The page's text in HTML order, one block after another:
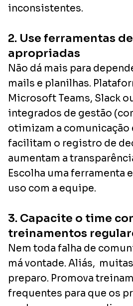
inconsistentes.
2. Use ferramentas
apropriadas
Não dá mais para
mails e planilhas.
Microsoft Teams, Slack
integrados de gestão
otimizam a comunicação
facilitam o registro de
aumentam a
Escolha uma ferramenta
uso com a equipe.
3. Capacite o time
treinamentos
Nem toda falha de
má vontade. Aliás,
preparo. Promova
frequentes para que os